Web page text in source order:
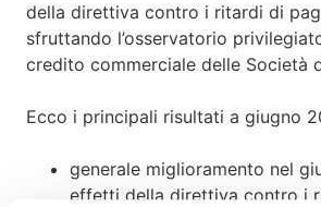
della direttiva contro i ritardi di
sfruttando l’osservatorio
credito commerciale delle Società
Ecco i principali risultati a giugno
generale miglioramento nel
effetti della direttiva contro i